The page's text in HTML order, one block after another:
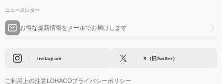
ニュースレター
お得な最新情報をメールでお届けします
Instagram X（旧Twitter）
ご利用上の注意LOHACOプライバシーポリシー